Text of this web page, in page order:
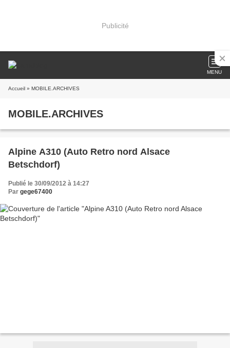
Publicité
MENU
Accueil » MOBILE.ARCHIVES
MOBILE.ARCHIVES
Alpine A310 (Auto Retro nord Alsace
Betschdorf)
Publié le 30/09/2012 à 14:27
Par gege67400